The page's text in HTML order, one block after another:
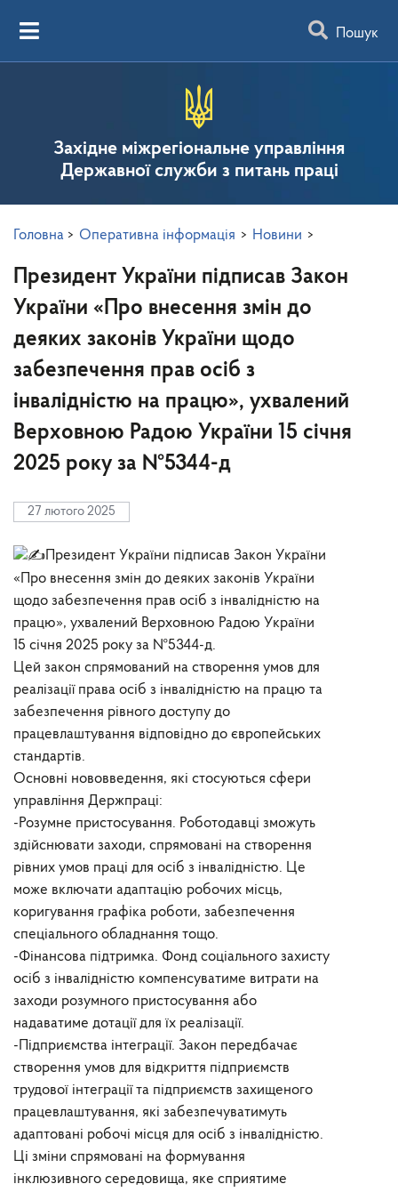
Пошук
Західне міжрегіональне управління
Державної служби з питань праці
Головна > Оперативна інформація > Новини >
Президент України підписав Закон
України «Про внесення змін до
деяких законів України щодо
забезпечення прав осіб з
інвалідністю на працю», ухвалений
Верховною Радою України 15 січня
2025 року за №5344-д
27 лютого 2025
Президент України підписав Закон України
«Про внесення змін до деяких законів України
щодо забезпечення прав осіб з інвалідністю на
працю», ухвалений Верховною Радою України
15 січня 2025 року за №5344-д.
Цей закон спрямований на створення умов для
реалізації права осіб з інвалідністю на працю та
забезпечення рівного доступу до
працевлаштування відповідно до європейських
стандартів.
Основні нововведення, які стосуються сфери
управління Держпраці:
-Розумне пристосування. Роботодавці зможуть
здійснювати заходи, спрямовані на створення
рівних умов праці для осіб з інвалідністю. Це
може включати адаптацію робочих місць,
коригування графіка роботи, забезпечення
спеціального обладнання тощо.
-Фінансова підтримка. Фонд соціального захисту
осіб з інвалідністю компенсуватиме витрати на
заходи розумного пристосування або
надаватиме дотації для їх реалізації.
-Підприємства інтеграції. Закон передбачає
створення умов для відкриття підприємств
трудової інтеграції та підприємств захищеного
працевлаштування, які забезпечуватимуть
адаптовані робочі місця для осіб з інвалідністю.
Ці зміни спрямовані на формування
інклюзивного середовища, яке сприятиме